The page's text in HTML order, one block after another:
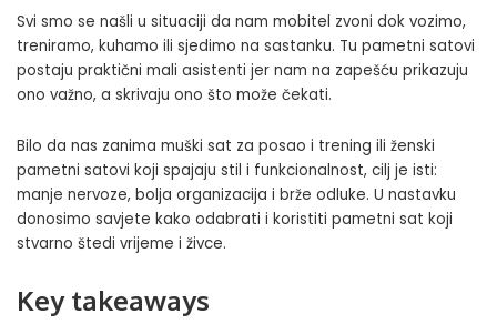
Svi smo se našli u situaciji da nam mobitel zvoni dok vozimo,
treniramo, kuhamo ili sjedimo na sastanku. Tu pametni satovi
postaju praktični mali asistenti jer nam na zapešću prikazuju
ono važno, a skrivaju ono što može čekati.
Bilo da nas zanima muški sat za posao i trening ili ženski
pametni satovi koji spajaju stil i funkcionalnost, cilj je isti:
manje nervoze, bolja organizacija i brže odluke. U nastavku
donosimo savjete kako odabrati i koristiti pametni sat koji
stvarno štedi vrijeme i živce.
Key takeaways